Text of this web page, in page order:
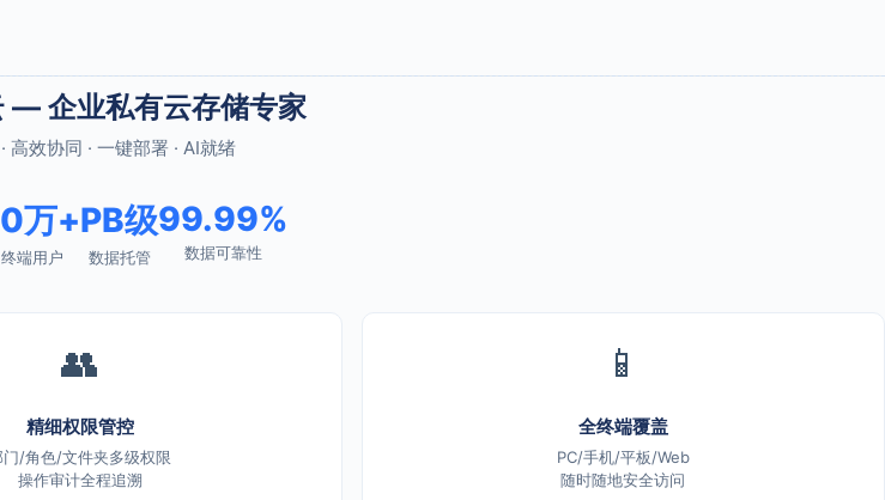
— 企业私有云存储专家
高效协同 · 一键部署 · AI就绪
万+
终端用户
PB级
数据托管
99.99%
数据可靠性
👥
精细权限管控
门/角色/文件夹多级权限
操作审计全程追溯
📱
全终端覆盖
PC/手机/平板/Web
随时随地安全访问